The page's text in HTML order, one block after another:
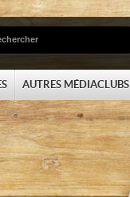
AUTRES MÉDIACLUBS